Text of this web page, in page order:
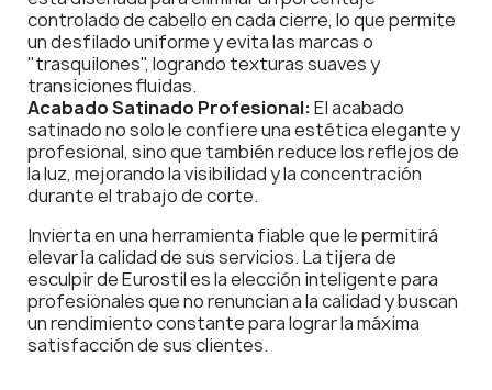
controlado de cabello en cada cierre, lo que permite
un desfilado uniforme y evita las marcas o
"trasquilones", logrando texturas suaves y
transiciones fluidas.
Acabado Satinado Profesional:El acabado
satinado no solo le confiere una estética elegante y
profesional, sino que también reduce los reflejos de
la luz, mejorando la visibilidad y la concentración
durante el trabajo de corte.
Invierta en una herramienta fiable que le permitirá
elevar la calidad de sus servicios. La tijera de
esculpir de Eurostil es la elección inteligente para
profesionales que no renuncian a la calidad y buscan
un rendimiento constante para lograr la máxima
satisfacción de sus clientes.